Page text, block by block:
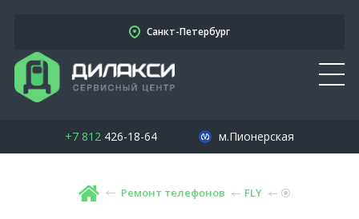
Санкт-Петербург
+7 812426-18-64 м.Пионерская
Ремонт телефонов FLY